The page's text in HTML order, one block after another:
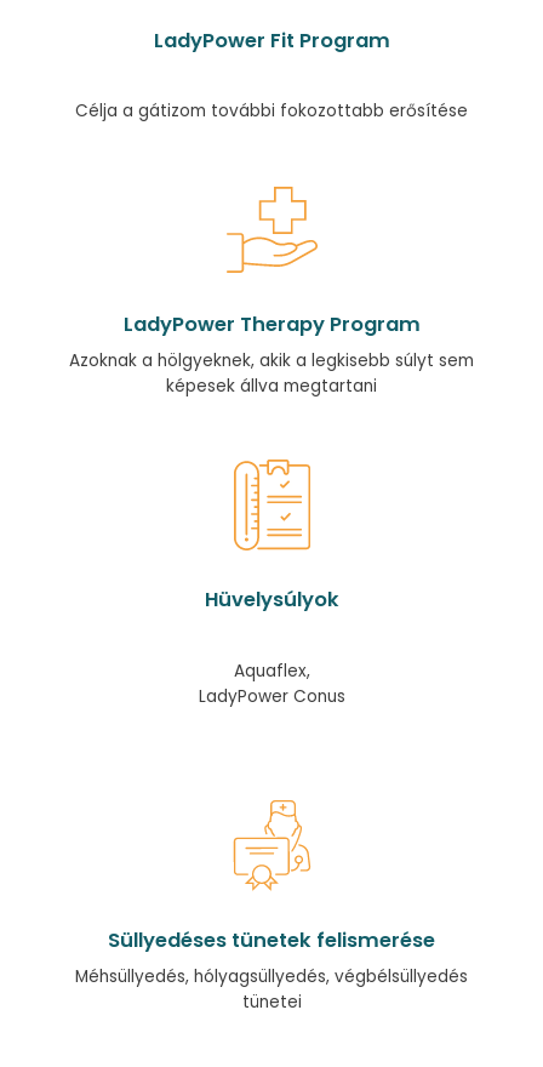
LadyPower Fit Program
Célja a gátizom további fokozottabb erősítése
LadyPower Therapy Program
Azoknak a hölgyeknek, akik a legkisebb súlyt sem
képesek állva megtartani
Hüvelysúlyok
Aquaflex,
LadyPower Conus
Süllyedéses tünetek felismerése
Méhsüllyedés, hólyagsüllyedés, végbélsüllyedés
tünetei